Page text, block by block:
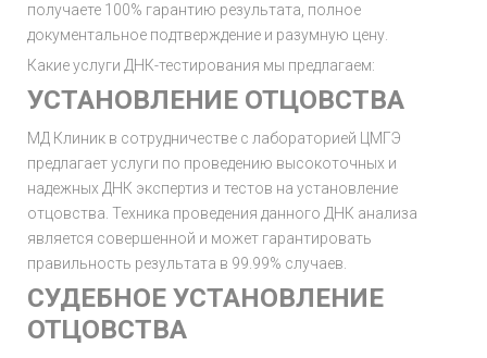
получаете 100% гарантию результата, полное
документальное подтверждение и разумную цену.
Какие услуги ДНК-тестирования мы предлагаем:
УСТАНОВЛЕНИЕ ОТЦОВСТВА
МД Клиник в сотрудничестве с лабораторией ЦМГЭ
предлагает услуги по проведению высокоточных и
надежных ДНК экспертиз и тестов на установление
отцовства. Техника проведения данного ДНК анализа
является совершенной и может гарантировать
правильность результата в 99.99% случаев.
CУДЕБНОЕ УСТАНОВЛЕНИЕ
ОТЦОВСТВА